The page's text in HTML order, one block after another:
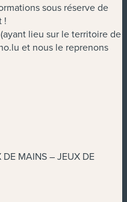
sous réserve de
!
lieu sur le territoire de
et nous le reprenons
MAINS – JEUX DE